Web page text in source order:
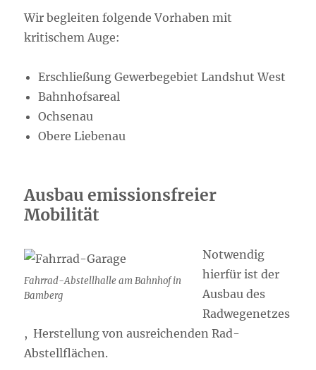
Wir begleiten folgende Vorhaben mit
kritischem Auge:
Erschließung Gewerbegebiet Landshut West
Bahnhofsareal
Ochsenau
Obere Liebenau
Ausbau emissionsfreier
Mobilität
Fahrrad-Abstellhalle am Bahnhof in
Bamberg
Notwendig
hierfür ist der
Ausbau des
Radwegenetzes
, Herstellung von ausreichenden Rad-
Abstellflächen.